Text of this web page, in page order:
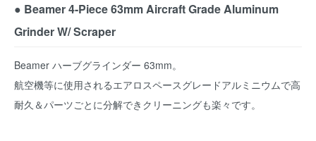
● Beamer 4-Piece 63mm Aircraft Grade Aluminum
Grinder W/ Scraper
Beamer ハーブグラインダー 63mm。
航空機等に使用されるエアロスペースグレードアルミニウムで高
耐久＆パーツごとに分解できクリーニングも楽々です。